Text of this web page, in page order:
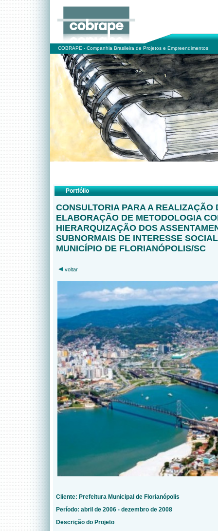
COBRAPE - Companhia Brasileira de Projetos e Empreendimentos
Portfólio
CONSULTORIA PARA A REALIZAÇÃO
ELABORAÇÃO DE METODOLOGIA
HIERARQUIZAÇÃO DOS
SUBNORMAIS DE INTERESSE
MUNICÍPIO DE FLORIANÓPOLIS/SC
voltar
Cliente: Prefeitura Municipal de Florianópolis
Período: abril de 2006 - dezembro de 2008
Descrição do Projeto